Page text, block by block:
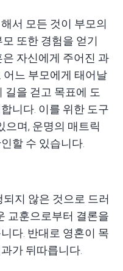
서 모든 것이 부모의
또한 경험을 얻기
자신에게 주어진 과
느 부모에게 태어날
길을 걷고 목표에 도
니다. 이를 위한 도구
으며, 운명의 매트릭
할 수 있습니다.
지 않은 것으로 드러
교훈으로부터 결론을
다. 반대로 영혼이 목
가 뒤따릅니다.